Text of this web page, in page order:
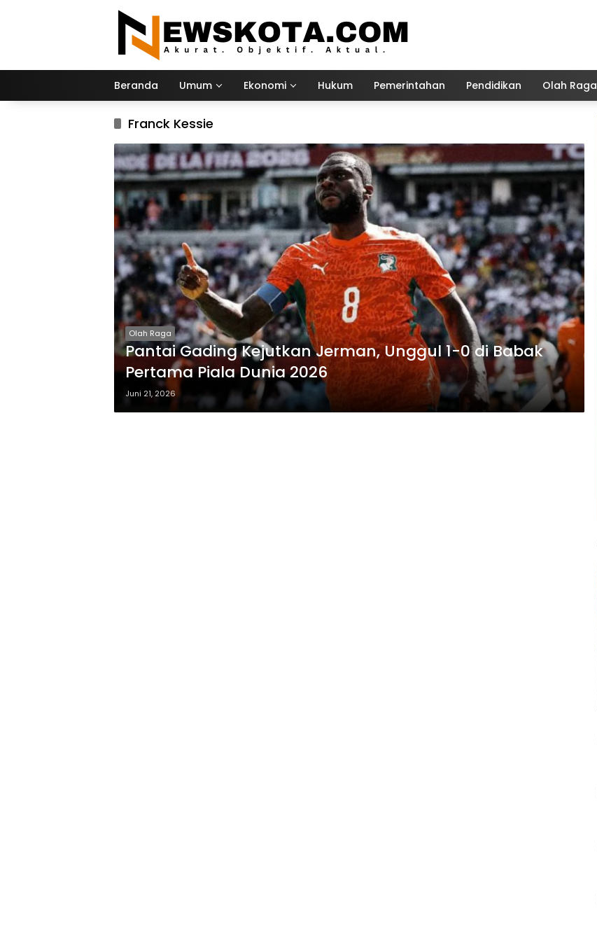
Beranda Umum Ekonomi Hukum Pemerintahan Pendidikan Olah Raga
Franck Kessie
Olah Raga
Pantai Gading Kejutkan Jerman, Unggul 1-0 di Babak
Pertama Piala Dunia 2026
Juni 21, 2026